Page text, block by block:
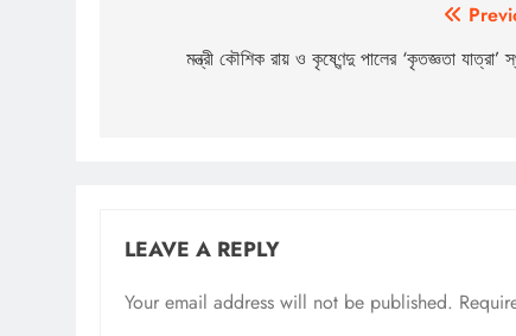
navigation
মন্ত্রী কৌশিক রায় ও কৃষ্ণেন্দু পালের ‘কৃতজ্ঞতা যাত্রা’
LEAVE A REPLY
Your email address will not be published.